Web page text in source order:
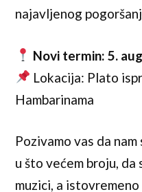
najavljenog
Novi termin: 5.
Lokacija: Plato
Hambarinama
Pozivamo vas da
u što većem broju, da
muzici, a